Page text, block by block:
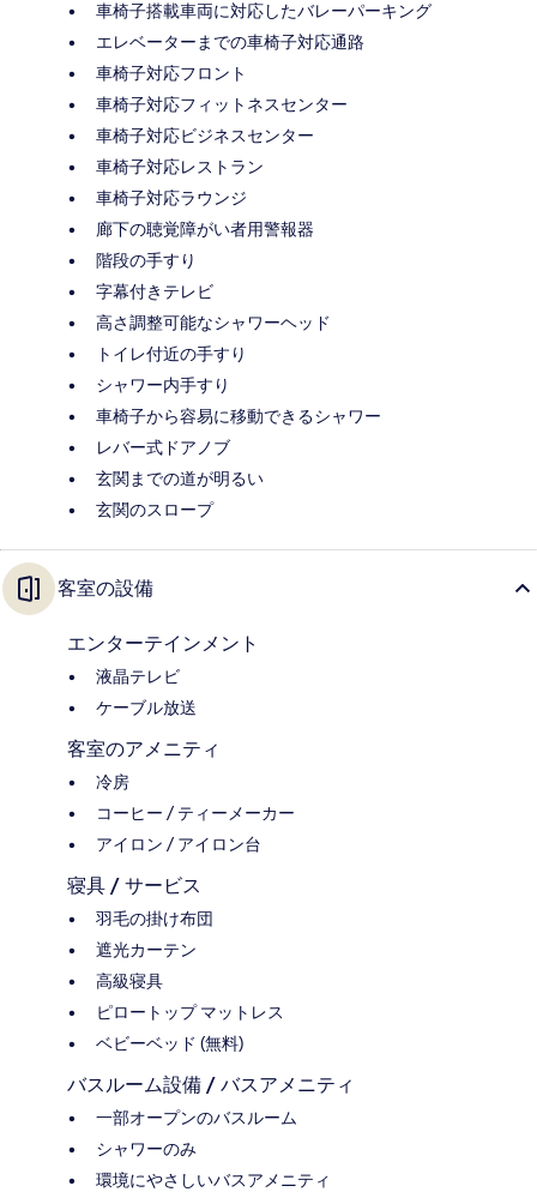
車椅子搭載車両に対応したバレーパーキング
エレベーターまでの車椅子対応通路
車椅子対応フロント
車椅子対応フィットネスセンター
車椅子対応ビジネスセンター
車椅子対応レストラン
車椅子対応ラウンジ
廊下の聴覚障がい者用警報器
階段の手すり
字幕付きテレビ
高さ調整可能なシャワーヘッド
トイレ付近の手すり
シャワー内手すり
車椅子から容易に移動できるシャワー
レバー式ドアノブ
玄関までの道が明るい
玄関のスロープ
客室の設備
エンターテインメント
液晶テレビ
ケーブル放送
客室のアメニティ
冷房
コーヒー / ティーメーカー
アイロン / アイロン台
寝具 / サービス
羽毛の掛け布団
遮光カーテン
高級寝具
ピロートップ マットレス
ベビーベッド (無料)
バスルーム設備 / バスアメニティ
一部オープンのバスルーム
シャワーのみ
環境にやさしいバスアメニティ